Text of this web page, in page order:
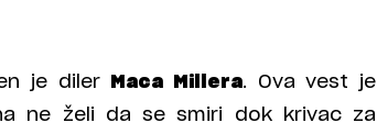
je diler Maca Millera. Ova vest je
ne želi da se smiri dok krivac za